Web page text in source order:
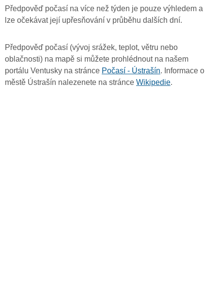
Předpověď počasí na více než týden je pouze výhledem a
lze očekávat její upřesňování v průběhu dalších dní.
Předpověď počasí (vývoj srážek, teplot, větru nebo
oblačnosti) na mapě si můžete prohlédnout na našem
portálu Ventusky na stránce Počasí - Ústrašín. Informace o
městě Ústrašín nalezenete na stránce Wikipedie.